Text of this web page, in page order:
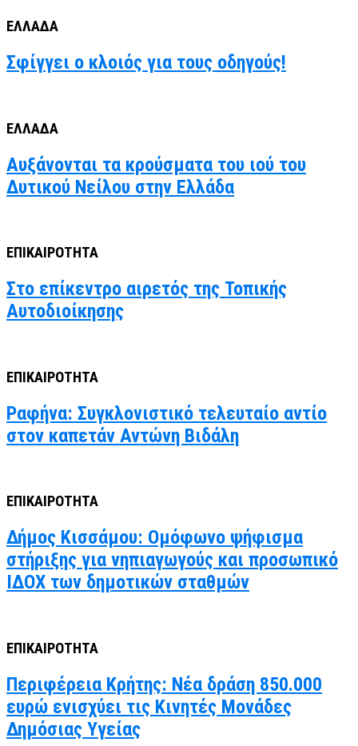
ΕΛΛΑΔΑ
Σφίγγει ο κλοιός για τους οδηγούς!
ΕΛΛΑΔΑ
Αυξάνονται τα κρούσματα του ιού του
Δυτικού Νείλου στην Ελλάδα
ΕΠΙΚΑΙΡΟΤΗΤΑ
Στο επίκεντρο αιρετός της Τοπικής
Αυτοδιοίκησης
ΕΠΙΚΑΙΡΟΤΗΤΑ
Ραφήνα: Συγκλονιστικό τελευταίο αντίο
στον καπετάν Αντώνη Βιδάλη
ΕΠΙΚΑΙΡΟΤΗΤΑ
Δήμος Κισσάμου: Ομόφωνο ψήφισμα
στήριξης για νηπιαγωγούς και προσωπικό
ΙΔΟΧ των δημοτικών σταθμών
ΕΠΙΚΑΙΡΟΤΗΤΑ
Περιφέρεια Κρήτης: Νέα δράση 850.000
ευρώ ενισχύει τις Κινητές Μονάδες
Δημόσιας Υγείας